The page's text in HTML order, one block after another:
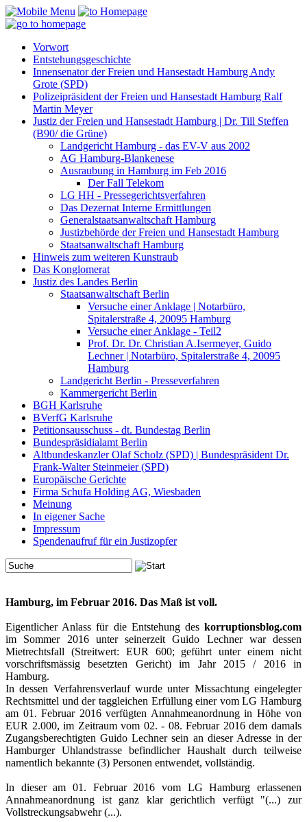
Vorwort
Entstehungsgeschichte
Innensenator der Freien und Hansestadt Hamburg Andy
Grote (SPD)
Polizeipräsident der Freien und Hansestadt Hamburg Ralf
Martin Meyer
Justiz der Freien und Hansestadt Hamburg | Dr. Till Steffen
(B90/ die Grüne)
Landgericht Hamburg - das EV-V aus 2002
AG Hamburg-Blankenese
Ausraubung in Hamburg im Feb 2016
Der Fall Telekom
LG HH - Pressegerichtsverfahren
Das Dezernat Interne Ermittlungen
Generalstaatsanwaltschaft Hamburg
Justizbehörde der Freien und Hansestadt Hamburg
Staatsanwaltschaft Hamburg
Hinweis zum weiteren Kunstraub
Das Konglomerat
Justiz des Landes Berlin
Staatsanwaltschaft Berlin
Versuche einer Anklage | Notarbüro,
Spitalerstraße 4, 20095 Hamburg
Versuche einer Anklage - Teil2
Prof. Dr. Dr. Christian A.Isermeyer, Guido
Lechner | Notarbüro, Spitalerstraße 4, 20095
Hamburg
Landgericht Berlin - Presseverfahren
Kammergericht Berlin
BGH Karlsruhe
BVerfG Karlsruhe
Petitionsausschuss - dt. Bundestag Berlin
Bundespräsidialamt Berlin
Altbundeskanzler Olaf Scholz (SPD) | Bundespräsident Dr.
Frank-Walter Steinmeier (SPD)
Europäische Gerichte
Firma Schufa Holding AG, Wiesbaden
Meinung
In eigener Sache
Impressum
Spendenaufruf für ein Justizopfer
Hamburg, im Februar 2016. Das Maß ist voll.
Eigentlicher Anlass für die Entstehung des korruptionsblog.com
im Sommer 2016 unter seinerzeit Guido Lechner war dessen
Mietrechtsfall (Streitwert: EUR 600; geführt unter einem nicht
vorschriftsmässig besetzten Gericht) im Jahr 2015 / 2016 in
Hamburg.
In dessen Verfahrensverlauf wurde unter Missachtung eingelegter
Rechtsmittel und der taggleichen Erfüllung einer vom LG Hamburg
am 01. Februar 2016 verfügten Annahmeanordnung in Höhe von
EUR 2.000, im Zeitraum vom 02. - 08. Februar 2016 dem damals
Zugangsberechtigten Guido Lechner sein an dieser Adresse in der
Hamburger Uhlandstrasse befindlicher Haushalt durch teilweise
namentlich bekannte (3) Personen entwendet, vollständig.
In dieser am 01. Februar 2016 vom LG Hamburg erlassenen
Annahmeanordnung ist ganz klar gerichtlich verfügt "(...) zur
Vollstreckungsabwehr (...).